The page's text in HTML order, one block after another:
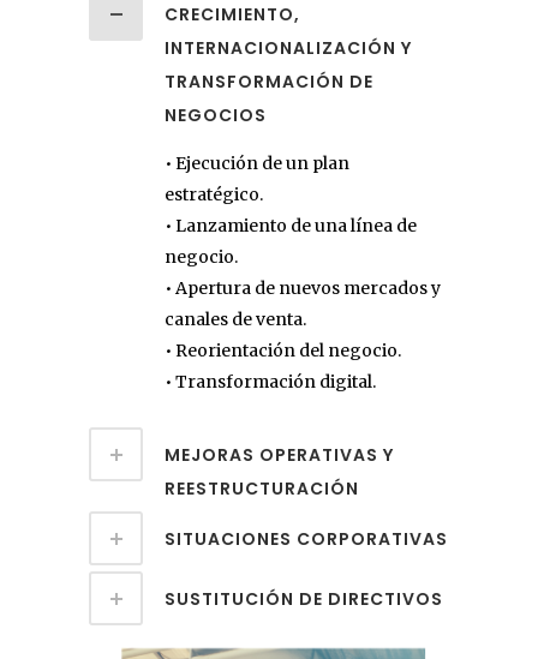
CRECIMIENTO,
INTERNACIONALIZACIÓN Y
TRANSFORMACIÓN DE
NEGOCIOS
• Ejecución de un plan
estratégico.
• Lanzamiento de una línea de
negocio.
• Apertura de nuevos mercados y
canales de venta.
• Reorientación del negocio.
• Transformación digital.
MEJORAS OPERATIVAS Y
REESTRUCTURACIÓN
SITUACIONES CORPORATIVAS
SUSTITUCIÓN DE DIRECTIVOS